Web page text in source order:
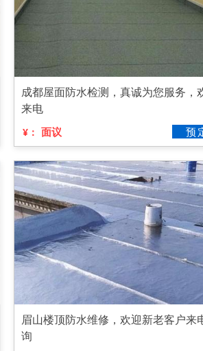
成都屋面防水检测，真诚为您服务，
来电
¥： 面议 预
眉山楼顶防水维修，欢迎新老客户来
询